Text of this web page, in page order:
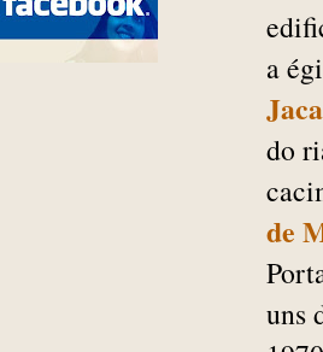
a
do
de
uns